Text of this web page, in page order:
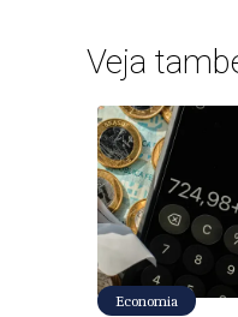
Veja
Economia